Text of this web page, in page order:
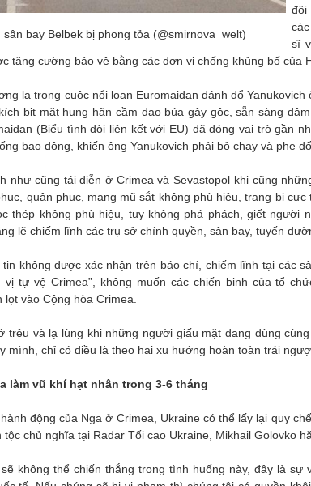
bay Belbek bị phong tỏa (@smirnova_welt)
sĩ
tăng cường bảo vệ bằng các đơn vị chống khủng bố của
lạ trong cuộc nổi loạn Euromaidan đánh đổ
bịt mặt hung hãn cầm đao búa gậy gộc, sẵn sàng
(Biểu tình đòi liên kết với EU) đã đóng vai trò gần
bạo động, khiến ông Yanukovich phải bỏ chạy và phe
như cũng tái diễn ở Crimea và Sevastopol khi cũng
quân phục, mang mũ sắt không phù hiệu, trang bị
thép không phù hiệu, tuy không phá phách, giết người
lẽ chiếm lĩnh các trụ sở chính quyền, sân bay, tuyến
tin không được xác nhận trên báo chí, chiếm lĩnh tại các
vị tự vệ Crimea”, không muốn các chiến binh của tổ
lọt vào Cộng hòa Crimea.
trêu và lạ lùng khi những người giấu mặt đang dùng
mình, chỉ có điều là theo hai xu hướng hoàn toàn trái
làm vũ khí hạt nhân trong 3-6 tháng
động của Nga ở Crimea, Ukraine có thể lấy lại quy
tộc chủ nghĩa tại Radar Tối cao Ukraine, Mikhail Golovko
không thể chiến thắng trong tình huống này, đây là sự